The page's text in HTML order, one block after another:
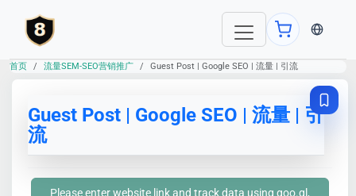
当前语
首页 流量SEM-SEO营销推广 Guest Post | Google SEO | 流量 | 引流
Guest Post | Google SEO | 流量 | 引
流
Please enter website link and track data using goo.gl,